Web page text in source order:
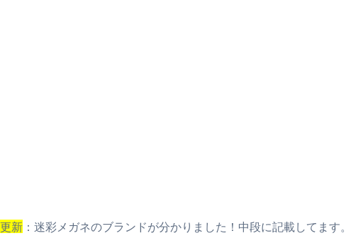
新 ：迷彩メガネのブランドが分かりました！中段に記載してます。